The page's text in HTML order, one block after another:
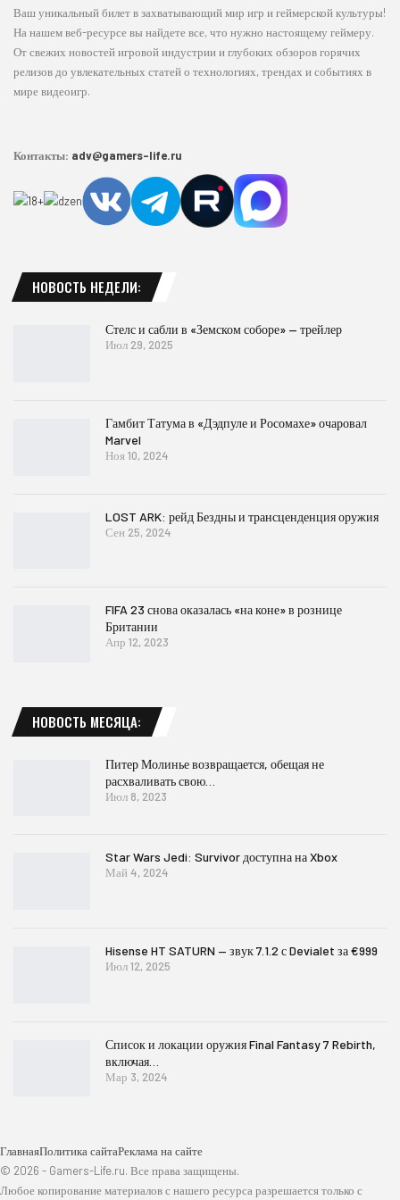
Ваш уникальный билет в захватывающий мир игр и геймерской культуры!
На нашем веб-ресурсе вы найдете все, что нужно настоящему геймеру.
От свежих новостей игровой индустрии и глубоких обзоров горячих
релизов до увлекательных статей о технологиях, трендах и событиях в
мире видеоигр.
Контакты: adv@gamers-life.ru
НОВОСТЬ НЕДЕЛИ:
Стелс и сабли в «Земском соборе» — трейлер
Июл 29, 2025
Гамбит Татума в «Дэдпуле и Росомахе» очаровал
Marvel
Ноя 10, 2024
LOST ARK: рейд Бездны и трансценденция оружия
Сен 25, 2024
FIFA 23 снова оказалась «на коне» в рознице
Британии
Апр 12, 2023
НОВОСТЬ МЕСЯЦА:
Питер Молинье возвращается, обещая не
расхваливать свою…
Июл 8, 2023
Star Wars Jedi: Survivor доступна на Xbox
Май 4, 2024
Hisense HT SATURN — звук 7.1.2 с Devialet за €999
Июл 12, 2025
Список и локации оружия Final Fantasy 7 Rebirth,
включая…
Мар 3, 2024
ГлавнаяПолитика сайтаРеклама на сайте
© 2026 - Gamers-Life.ru. Все права защищены.
Любое копирование материалов с нашего ресурса разрешается только с